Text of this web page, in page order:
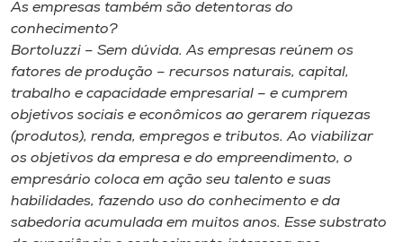
As empresas também são detentoras do
conhecimento?
Bortoluzzi – Sem dúvida. As empresas reúnem os
fatores de produção – recursos naturais, capital,
trabalho e capacidade empresarial – e cumprem
objetivos sociais e econômicos ao gerarem riquezas
(produtos), renda, empregos e tributos. Ao viabilizar
os objetivos da empresa e do empreendimento, o
empresário coloca em ação seu talento e suas
habilidades, fazendo uso do conhecimento e da
sabedoria acumulada em muitos anos. Esse substrato